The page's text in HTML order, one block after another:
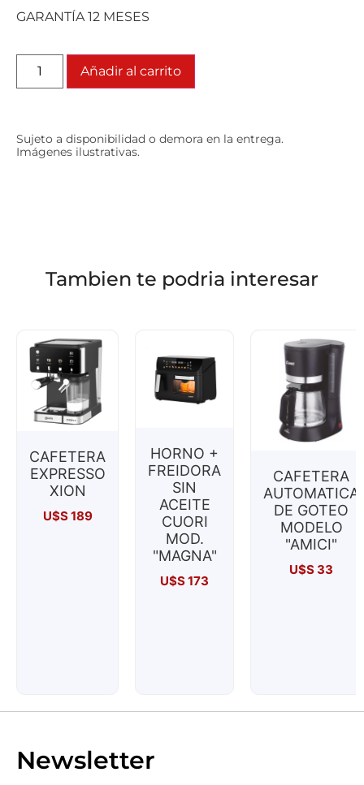
GARANTÍA 12 MESES
Añadir al carrito
Sujeto a disponibilidad o demora en la entrega.
Imágenes ilustrativas.
Tambien te podria interesar
CAFETERA
EXPRESSO
XION
U$S189
HORNO +
FREIDORA
SIN
ACEITE
CUORI
MOD.
"MAGNA"
U$S173
CAFETERA
AUTOMATICA
DE GOTEO
MODELO
"AMICI"
U$S 33
Newsletter